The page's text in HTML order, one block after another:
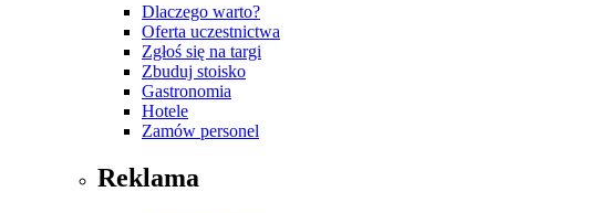
Dlaczego warto?
Oferta uczestnictwa
Zgłoś się na targi
Zbuduj stoisko
Gastronomia
Hotele
Zamów personel
Reklama